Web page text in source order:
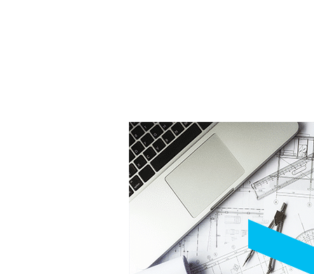
בעיקר עבור מקלחות. הוא מעניק מראה
האמבטיה. תכונותיו העמידות למים
מונע חדירת מים לקירות. זה עוזר בשמירה על
המשטח החלק של חיפוי הקיר הלבן קל גם
חיפוי קיר לבן יכול להאיר את החלל על ידי
יותר. זה מועיל במיוחד בחדרי אמבטיה